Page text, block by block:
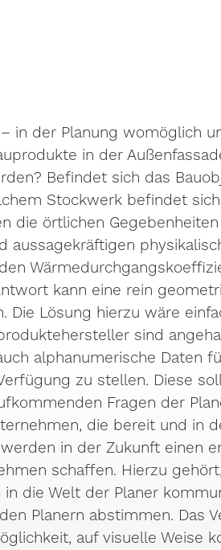
in der Planung womöglich
in der
Befindet sich das
Stockwerk befindet
die örtlichen
aussagekräftigen
kann eine rein
Die Lösung hierzu wäre
sind
alphanumerische Daten
zu stellen. Diese
Fragen der
die bereit und in
in der Zukunft einen
schaffen. Hierzu
in die Welt der Planer
Planern abstimmen. Das
auf visuelle Weise